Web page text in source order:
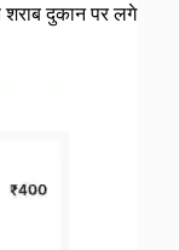
शराब दुकान पर लगे